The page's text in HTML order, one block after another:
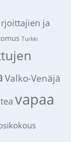
ja
Turkki
Valko-Venäjä
vapaa